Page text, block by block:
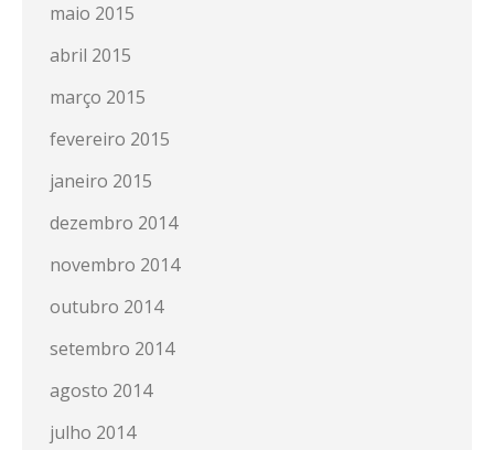
maio 2015
abril 2015
março 2015
fevereiro 2015
janeiro 2015
dezembro 2014
novembro 2014
outubro 2014
setembro 2014
agosto 2014
julho 2014